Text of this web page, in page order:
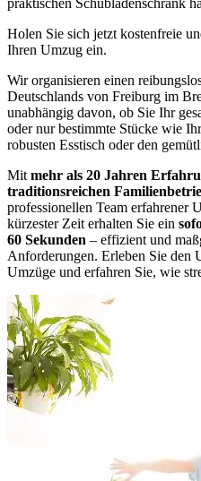
praktischen Schubladenschrank
Holen Sie sich jetzt kostenfreie
Ihren Umzug ein.
Wir organisieren einen
Deutschlands von Freiburg im
unabhängig davon, ob Sie Ihr
oder nur bestimmte Stücke wie
robusten Esstisch oder den
Mit mehr als 20 Jahren
traditionsreichen
professionellen Team erfahrener
kürzester Zeit erhalten Sie ein
60 Sekunden – effizient und
Anforderungen. Erleben Sie den
Umzüge und erfahren Sie, wie